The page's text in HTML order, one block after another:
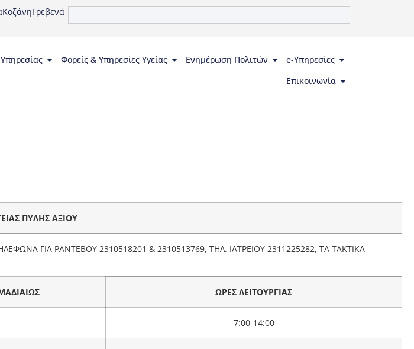
ΚοζάνηΓρεβενά
Φορείς & Υπηρεσίες Υγείας Ενημέρωση Πολιτών
e-Υπηρεσίες
Επικοινωνία
ΠΥΛΗΣ ΑΞΙΟΥ
ΓΙΑ ΡΑΝΤΕΒΟΥ 2310518201 & 2310513769, ΤΗΛ. ΙΑΤΡΕΙΟΥ 2311225282, ΤΑ ΤΑΚΤΙΚΑ
ΩΡΕΣ ΛΕΙΤΟΥΡΓΙΑΣ
7:00-14:00